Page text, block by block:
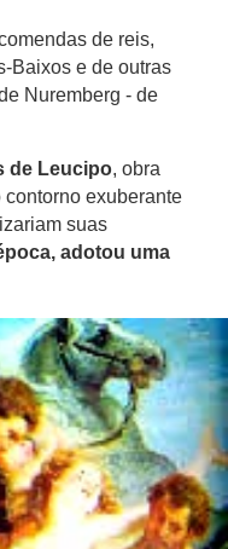
de reis,
Baixos e de outras
Nuremberg - de
de Leucipo, obra
exuberante
suas
adotou uma